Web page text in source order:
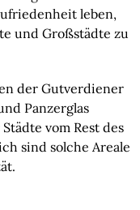
leben,
und Großstädte zu
der Gutverdiener
Panzerglas
vom Rest des
sind solche Areale